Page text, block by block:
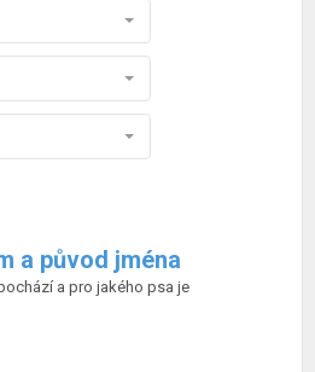
a původ jména
a pro jakého psa je